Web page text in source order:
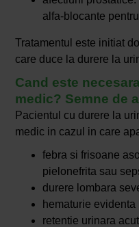
alfa-blocante
Tratamentul este initiat
care duce la durere la
Cand este
medic? Semne de
Pacientul cu durere la
medic in cazul in care
febra si frisoane
pielonefrita sau
durere lombara
hematurie evidenta
retentie urinara